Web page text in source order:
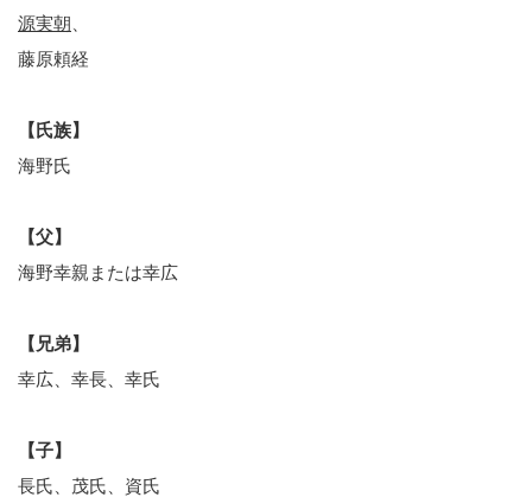
源実朝
藤原頼経
【氏族】
海野氏
【父】
海野幸親または幸広
【兄弟】
幸広、幸長、幸氏
【子】
長氏、茂氏、資氏